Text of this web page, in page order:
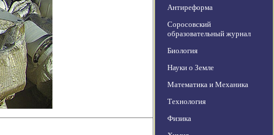
Антиреформа
Соросовский
образовательный журнал
Биология
Науки о Земле
Математика и Механика
Технология
Физика